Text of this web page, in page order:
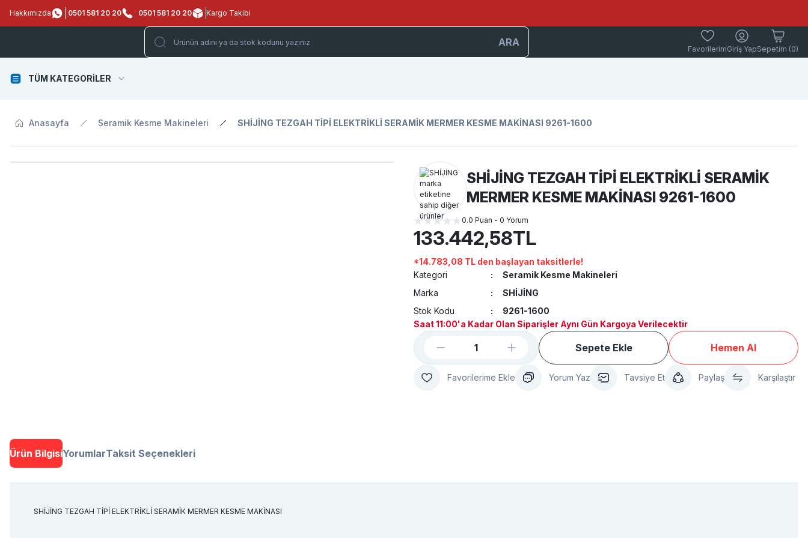
Hakkımızda 0501 581 20 20 0501 581 20 20 Kargo Takibi
ARA
FavorilerimGiriş YapSepetim (0)
TÜM KATEGORİLER
Anasayfa Seramik Kesme Makineleri SHİJİNG TEZGAH TİPİ ELEKTRİKLİ SERAMİK MERMER KESME MAKİNASI 9261-1600
SHİJİNG TEZGAH TİPİ ELEKTRİKLİ SERAMİK
MERMER KESME MAKİNASI 9261-1600
0.0 Puan - 0 Yorum
133.442,58TL
*14.783,08 TL den başlayan taksitlerle!
Kategori
Seramik Kesme Makineleri
Marka
SHİJİNG
Stok Kodu
9261-1600
Saat 11:00'a Kadar Olan Siparişler Aynı Gün Kargoya Verilecektir
Sepete Ekle Hemen Al
Yorum Yaz Tavsiye Et Paylaş Karşılaştır
Ürün BilgisiYorumlarTaksit Seçenekleri
SHİJİNG TEZGAH TİPİ ELEKTRİKLİ SERAMİK MERMER KESME MAKİNASI